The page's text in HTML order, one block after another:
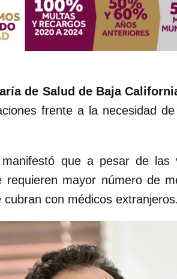
de Salud de Baja
frente a la necesidad
que a pesar de las
requieren mayor número de
con médicos extranjeros.